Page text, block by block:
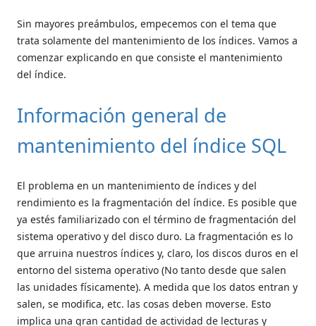
Sin mayores preámbulos, empecemos con el tema que
trata solamente del mantenimiento de los índices. Vamos a
comenzar explicando en que consiste el mantenimiento
del índice.
Información general de
mantenimiento del índice SQL
El problema en un mantenimiento de índices y del
rendimiento es la fragmentación del índice. Es posible que
ya estés familiarizado con el término de fragmentación del
sistema operativo y del disco duro. La fragmentación es lo
que arruina nuestros índices y, claro, los discos duros en el
entorno del sistema operativo (No tanto desde que salen
las unidades físicamente). A medida que los datos entran y
salen, se modifica, etc. las cosas deben moverse. Esto
implica una gran cantidad de actividad de lecturas y